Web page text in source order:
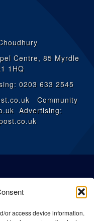
or access device information.
Centre, 85 Myrdle
1HQ
0203 633 2545
Community
Advertising: